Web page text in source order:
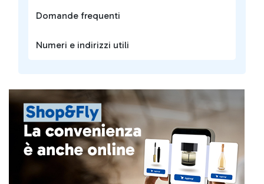
Domande frequenti
Numeri e indirizzi utili